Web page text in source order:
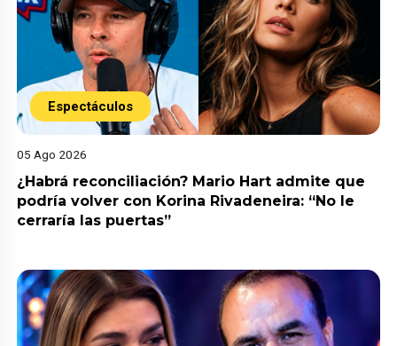
Espectáculos
05 Ago 2026
¿Habrá reconciliación? Mario Hart admite que
podría volver con Korina Rivadeneira: “No le
cerraría las puertas”